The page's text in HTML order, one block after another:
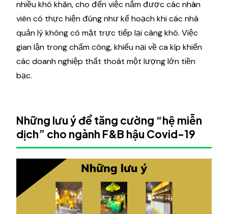
nhiều khó khăn, cho đến việc nắm được các nhân
viên có thực hiện đúng như kế hoạch khi các nhà
quản lý không có mặt trực tiếp lại càng khó. Việc
gian lận trong chấm công, khiếu nại về ca kíp khiến
các doanh nghiệp thất thoát một lượng lớn tiền
bạc.
Những lưu ý để tăng cường “hệ miễn
dịch” cho ngành F&B hậu Covid-19